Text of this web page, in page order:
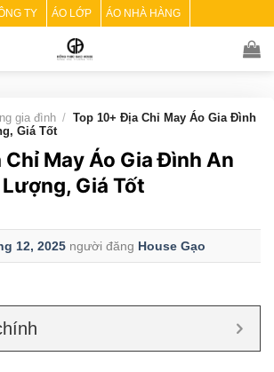
TY ÁO LỚP ÁO NHÀ HÀNG
gia đình / Top 10+ Địa Chỉ May Áo Gia Đình
Giá Tốt
Chỉ May Áo Gia Đình An
Giá Tốt
12, 2025 người đăng House Gạo